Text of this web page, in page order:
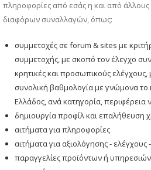
πληροφορίες από εσάς η και από
διαφόρων συναλλαγών, όπως:
συμμετοχές σε forum & sites με
συμμετοχής, με σκοπό τον έλεγχο
κρητικές και προσωπικούς
συνολική βαθμολογία με γνώμονα το
Ελλάδος, ανά κατηγορία, περιφέρεια
δημιουργία προφίλ και επαλήθευση
αιτήματα για πληροφορίες
αιτήματα για αξιολόγησης -
παραγγελίες προϊόντων ή